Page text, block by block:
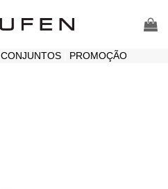
CONJUNTOS| PROMOÇÃO